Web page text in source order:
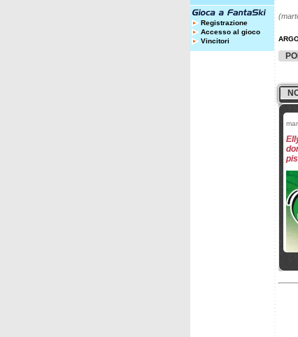
Registrazione
Accesso al gioco
Vincitori